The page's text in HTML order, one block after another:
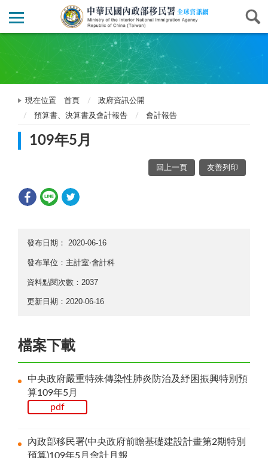
現在位置 首頁
政府資訊公開
預算書、決算書及會計報告
會計報告
109年5月
回上一頁 友善列印
發布日期： 2020-06-16
發布單位：主計室‧會計科
資料點閱次數：2037
更新日期：2020-06-16
檔案下載
中央政府嚴重特殊傳染性肺炎防治及紓困振興特別預
算109年5月
pdf
內政部移民署(中央政府前瞻基礎建設計畫第2期特別
預算)109年5月會計月報